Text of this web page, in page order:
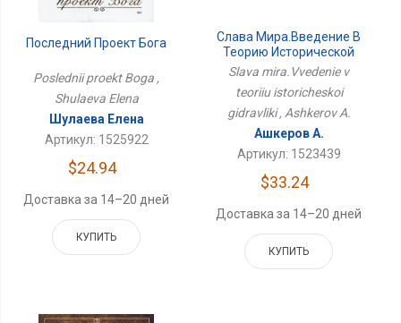
Последний Проект Бога
Poslednii proekt Boga ,
Shulaeva Elena
Шулаева Елена
Артикул: 1525922
$24.94
Доставка за 14–20 дней
КУПИТЬ
Слава Мира.Введение В
Теорию Исторической
Гидравлики
Slava mira.Vvedenie v
teoriiu istoricheskoi
gidravliki , Ashkerov A.
Ашкеров А.
Артикул: 1523439
$33.24
Доставка за 14–20 дней
КУПИТЬ